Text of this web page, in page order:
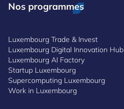
Nos programmes
Luxembourg Trade & Invest
Luxembourg Digital Innovation Hub
Luxembourg AI Factory
Startup Luxembourg
Supercomputing Luxembourg
Work in Luxembourg